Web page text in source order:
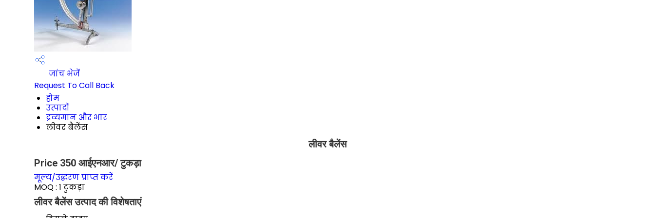
जांच भेजें
Request To Call Back
होम
उत्पादों
द्रव्यमान और भार
लीवर बैलेंस
लीवर बैलेंस
Price 350 आईएनआर/ टुकड़ा
मूल्य/उद्धरण प्राप्त करें
MOQ : 1 टुकड़ा
लीवर बैलेंस उत्पाद की विशेषताएं